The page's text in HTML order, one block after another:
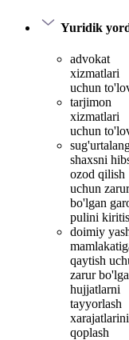
Yuridik
advokat
xizmatlari
uchun
tarjimon
xizmatlari
uchun
shaxsni
ozod qilish
uchun zarur
bo'lgan
pulini
doimiy
qaytish
zarur
hujjatlarni
tayyorlash
xarajatlarini
qoplash